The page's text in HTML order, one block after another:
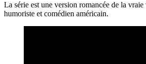
La série est une version romancée de la
humoriste et comédien américain.